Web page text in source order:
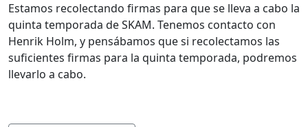
Estamos recolectando firmas para que se lleva a cabo la
quinta temporada de SKAM. Tenemos contacto con
Henrik Holm, y pensábamos que si recolectamos las
suficientes firmas para la quinta temporada, podremos
llevarlo a cabo.